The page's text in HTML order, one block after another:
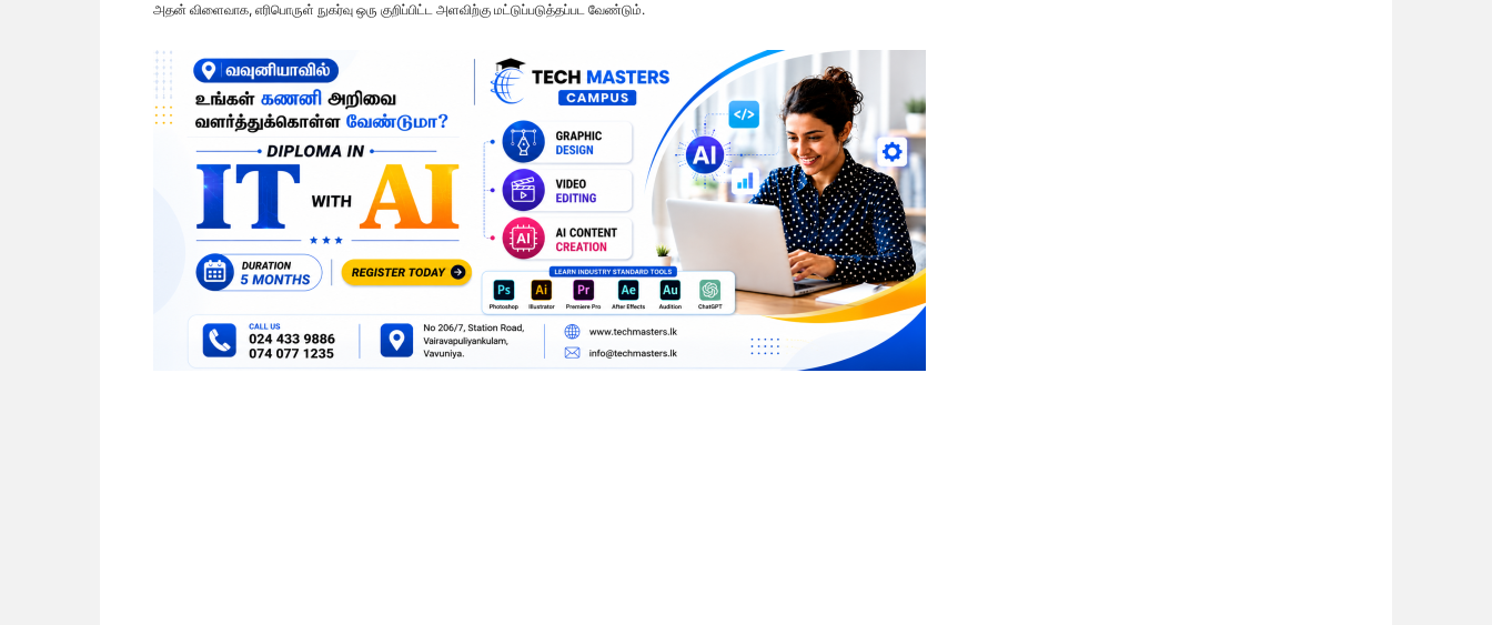
அதன் விளைவாக, எரிபொருள் நுகர்வு ஒரு குறிப்பிட்ட அளவிற்கு மட்டுப்படுத்தப்பட வேண்டும்.